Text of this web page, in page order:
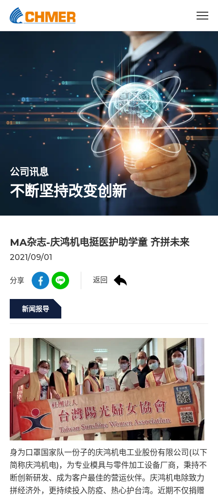
公司讯息
不断坚持改变创新
MA杂志-庆鸿机电挺医护助学童 齐拼未来
2021/09/01
分享 返回
新闻报导
身为口罩国家队一份子的庆鸿机电工业股份有限公司(以下
简称庆鸿机电)，为专业模具与零件加工设备厂商，秉持不
断创新研发、成为客户最佳的营运伙伴。庆鸿机电除致力
拼经济外，更持续投入防疫、热心护台湾。近期不仅捐赠